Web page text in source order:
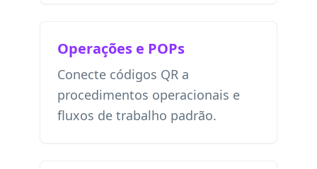
Operações e POPs
Conecte códigos QR a
procedimentos operacionais e
fluxos de trabalho padrão.